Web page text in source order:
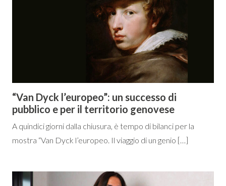
“Van Dyck l’europeo”: un successo di
pubblico e per il territorio genovese
A quindici giorni dalla chiusura, è tempo di bilanci per la
mostra “Van Dyck l’europeo. Il viaggio di un genio […]